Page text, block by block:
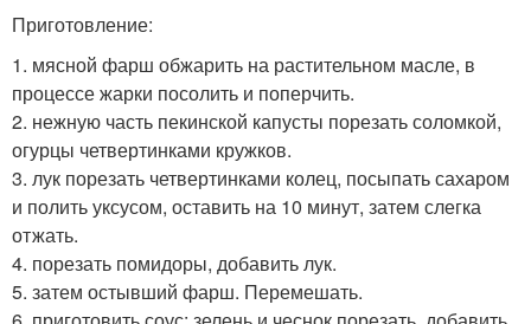
Приготовление:
1. мясной фарш обжарить на растительном масле, в
процессе жарки посолить и поперчить.
2. нежную часть пекинской капусты порезать соломкой,
огурцы четвертинками кружков.
3. лук порезать четвертинками колец, посыпать сахаром
и полить уксусом, оставить на 10 минут, затем слегка
отжать.
4. порезать помидоры, добавить лук.
5. затем остывший фарш. Перемешать.